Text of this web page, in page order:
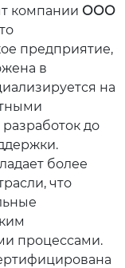
компании ООО
предприятие,
в
на
до
более
что
процессами.